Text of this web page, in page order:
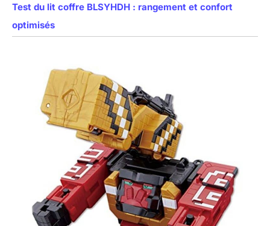
Test du lit coffre BLSYHDH : rangement et confort
optimisés